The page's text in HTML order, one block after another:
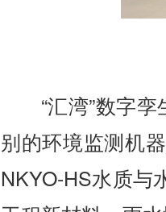
“汇湾”数字
别的环境监测机
NKYO-HS水质与